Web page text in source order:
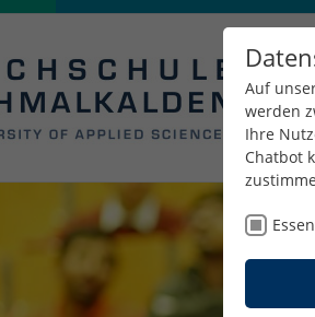
Auf
werden
Ihre
Chatbot